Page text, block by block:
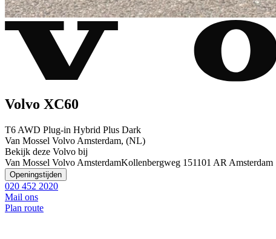
Volvo XC60
T6 AWD Plug-in Hybrid Plus Dark
Van Mossel Volvo Amsterdam, (NL)
Bekijk deze Volvo bij
Van Mossel Volvo AmsterdamKollenbergweg 151101 AR Amsterdam
Openingstijden
020 452 2020
Mail ons
Plan route